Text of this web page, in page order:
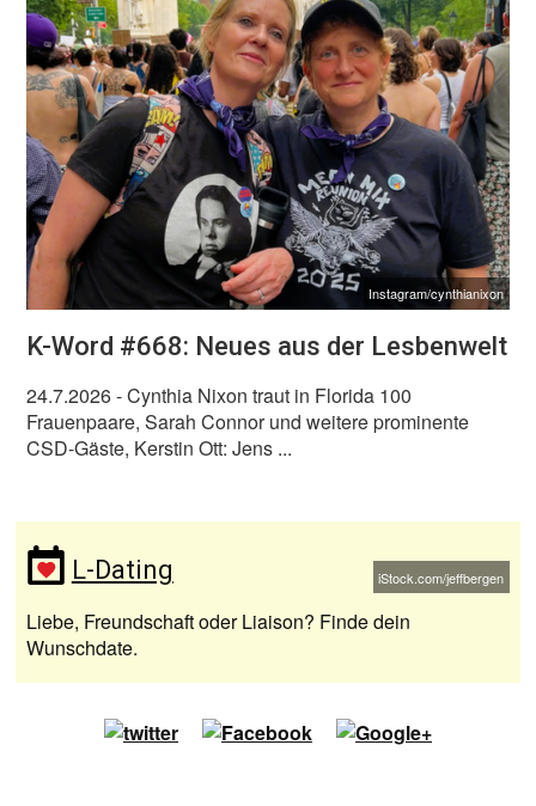
Instagram/cynthianixon
K-Word #668: Neues aus der Lesbenwelt
24.7.2026- Cynthia Nixon traut in Florida 100
Frauenpaare, Sarah Connor und weitere prominente
CSD-Gäste, Kerstin Ott: Jens ...
L-Dating iStock.com/jeffbergen
Liebe, Freundschaft oder Liaison? Finde dein
Wunschdate.